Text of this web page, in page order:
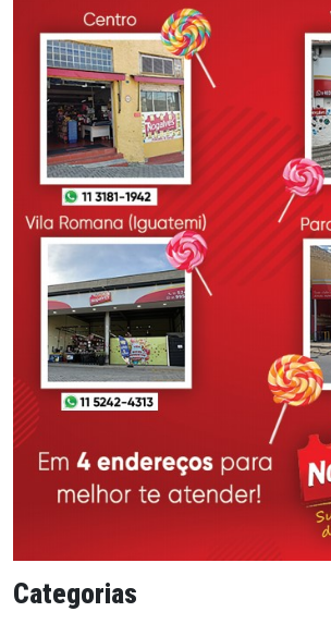
Categorias